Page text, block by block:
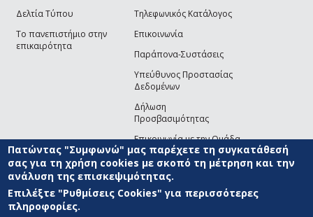
Δελτία Τύπου
Το πανεπιστήμιο στην
επικαιρότητα
Τηλεφωνικός Κατάλογος
Επικοινωνία
Παράπονα-Συστάσεις
Υπεύθυνος Προστασίας
Δεδομένων
Δήλωση
Προσβασιμότητας
Επικοινωνία με την Ομάδα
Ανάπτυξης του site(link sends e-mail)
© ΠΑΝΕΠΙΣΤΗΜΙΟ ΑΙΓΑΙΟΥ ΟΡΟΙ ΧΡΗΣΗΣ
ΑΝΑΠΤΥΞΗΣ
Πατώντας "Συμφωνώ" μας παρέχετε τη συγκατάθεσή
σας για τη χρήση cookies με σκοπό τη μέτρηση και την
ανάλυση της επισκεψιμότητας.
Επιλέξτε "Ρυθμίσεις Cookies" για περισσότερες
πληροφορίες.